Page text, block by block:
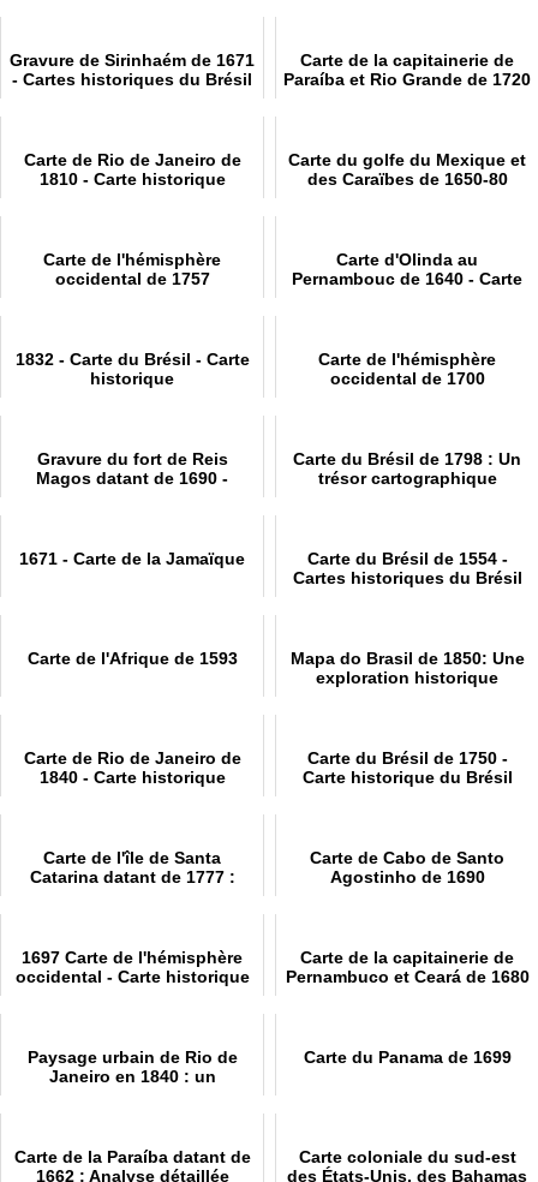
Gravure de Sirinhaém de 1671
- Cartes historiques du Brésil
Carte de la capitainerie de
Paraíba et Rio Grande de 1720
Carte de Rio de Janeiro de
1810 - Carte historique
Carte du golfe du Mexique et
des Caraïbes de 1650-80
Carte de l'hémisphère
occidental de 1757
Carte d'Olinda au
Pernambouc de 1640 - Carte
1832 - Carte du Brésil - Carte
historique
Carte de l'hémisphère
occidental de 1700
Gravure du fort de Reis
Magos datant de 1690 -
Carte du Brésil de 1798 : Un
trésor cartographique
1671 - Carte de la Jamaïque
Carte du Brésil de 1554 -
Cartes historiques du Brésil
Carte de l'Afrique de 1593
Mapa do Brasil de 1850: Une
exploration historique
Carte de Rio de Janeiro de
1840 - Carte historique
Carte du Brésil de 1750 -
Carte historique du Brésil
Carte de l'île de Santa
Catarina datant de 1777 :
Carte de Cabo de Santo
Agostinho de 1690
1697 Carte de l'hémisphère
occidental - Carte historique
Carte de la capitainerie de
Pernambuco et Ceará de 1680
Paysage urbain de Rio de
Janeiro en 1840 : un
Carte du Panama de 1699
Carte de la Paraíba datant de
1662 : Analyse détaillée
Carte coloniale du sud-est
des États-Unis, des Bahamas